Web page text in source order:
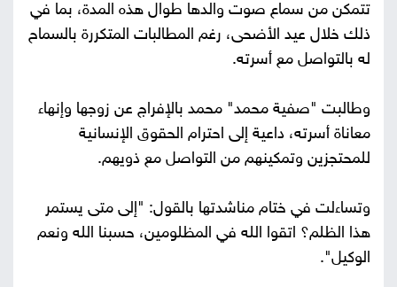
تتمكن من سماع صوت والدها طوال هذه المدة، بما في
ذلك خلال عيد الأضحى، رغم المطالبات المتكررة بالسماح
له بالتواصل مع أسرته.
وطالبت "صفية محمد" محمد بالإفراج عن زوجها وإنهاء
معاناة أسرته، داعية إلى احترام الحقوق الإنسانية
للمحتجزين وتمكينهم من التواصل مع ذويهم.
وتساءلت في ختام مناشدتها بالقول: "إلى متى يستمر
هذا الظلم؟ اتقوا الله في المظلومين، حسبنا الله ونعم
الوكيل".